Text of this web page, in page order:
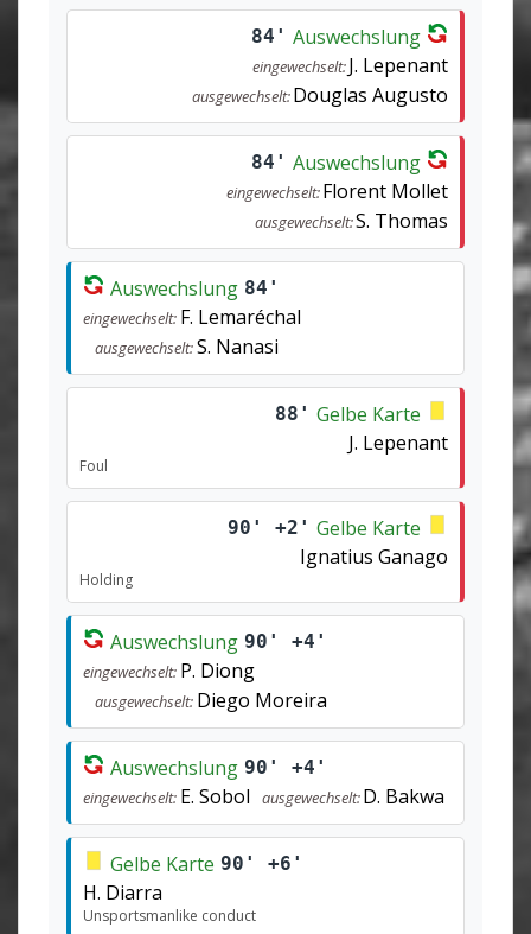
84' Auswechslung
eingewechselt:J. Lepenant
ausgewechselt:Douglas Augusto
84' Auswechslung
eingewechselt:Florent Mollet
ausgewechselt:S. Thomas
Auswechslung 84'
eingewechselt: F. Lemaréchal
ausgewechselt:S. Nanasi
88' Gelbe Karte
J. Lepenant
Foul
90' +2' Gelbe Karte
Ignatius Ganago
Holding
Auswechslung 90' +4'
eingewechselt: P. Diong
ausgewechselt: Diego Moreira
Auswechslung 90' +4'
eingewechselt: E. Sobol ausgewechselt:D. Bakwa
Gelbe Karte 90' +6'
H. Diarra
Unsportsmanlike conduct